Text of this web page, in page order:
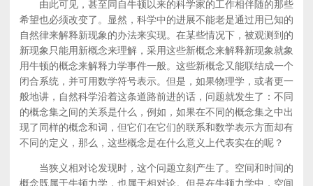
由此可见，甚至同自牛顿以来的科学家的工作相伴随的那些
希望也必须改变了。显然，科学中的进展不能老是通过用已知的
自然律来解释新现象的办法来实现。在某些情况下，被观测到的
新现象只能用新概念来理解，采用这些新概念来解释新现象就象
用牛顿的概念来解释力学事件一般。这些新概念又能联结成一个
闭合系统，并可用数学符号表示。但是，如果物理学，或者更一
般地讲，自然科学沿着这条道路前进的话，问题就发生了：不同
的概念集之间的关系是什么，例如，如果在不同的概念集之中出
现了同样的概念和词，但它们在它们的联系和数学表示方面却有
不同的定义，那么，这些概念是在什么意义上代表实在的呢？
当狭义相对论发现时，这个问题立刻产生了。空间和时间的
概念既属于牛顿力学，也属于相对论。但是在牛顿力学中，空间